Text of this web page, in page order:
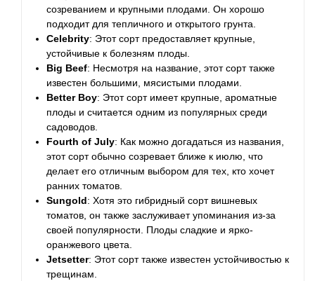
созреванием и крупными плодами. Он хорошо
подходит для тепличного и открытого грунта.
Celebrity: Этот сорт предоставляет крупные,
устойчивые к болезням плоды.
Big Beef: Несмотря на название, этот сорт также
известен большими, мясистыми плодами.
Better Boy: Этот сорт имеет крупные, ароматные
плоды и считается одним из популярных среди
садоводов.
Fourth of July: Как можно догадаться из названия,
этот сорт обычно созревает ближе к июлю, что
делает его отличным выбором для тех, кто хочет
ранних томатов.
Sungold: Хотя это гибридный сорт вишневых
томатов, он также заслуживает упоминания из-за
своей популярности. Плоды сладкие и ярко-
оранжевого цвета.
Jetsetter: Этот сорт также известен устойчивостью к
трещинам.